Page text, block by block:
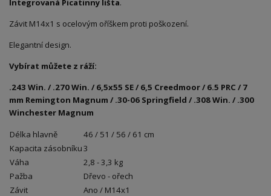
Integrovaná Picatinny lišta.
Závit M14x1 s ocelovým oříškem proti poškození.
Elegantní design.
Vybírat můžete z ráží:
.243 Win. / .270 Win. / 6,5x55 SE / 6,5 Creedmoor / 6.5 PRC / 7
mm Remington Magnum / .30-06 Springfield / .308 Win. / .300
Winchester Magnum
Délka hlavně
46 / 51 / 56 / 61 cm
Kapacita zásobníku3
Váha
2,8 - 3,3 kg
Pažba
Dřevo - ořech
Závit
Ano / M14x1